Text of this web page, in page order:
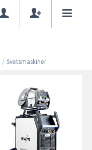
/ Svetsmaskiner